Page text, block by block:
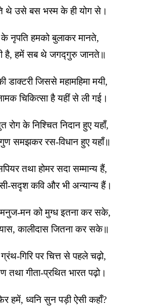
थे उसे बस भस्म के ही योग से।
नृपति हमको बुलाकर मानते,
है, हमें सब थे जगद्गुरु जानते॥
जिससे महामहिमा मयी,
चिकित्सा है यहीं से ली गई।
रोग के निश्चित निदान हुए यहाँ,
समझकर रस-विधान हुए यहाँ॥
तथा होमर सदा सम्मान्य हैं,
सदृश कवि और भी अन्यान्य हैं।
मन को मुग्ध इतना कर सके,
कालीदास जितना कर सके॥
गिरि पर चित्त से पहले चढ़ो,
तथा गीता-प्रथित भारत पढ़ो।
हमें, ध्वनि सुन पड़ी ऐसी कहाँ?